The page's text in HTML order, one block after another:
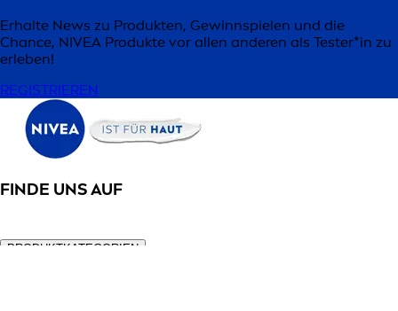
Erhalte News zu Produkten, Gewinnspielen und die
Chance, NIVEA Produkte vor allen anderen als Tester*in zu
erleben!
REGISTRIEREN
FINDE UNS AUF
PRODUKTKATEGORIEN